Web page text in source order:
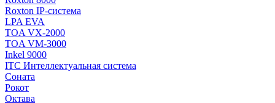
Roxton IP-система
LPA EVA
TOA VX-2000
TOA VM-3000
Inkel 9000
ITC Интеллектуальная система
Соната
Рокот
Октава